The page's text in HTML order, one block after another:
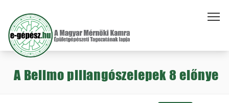
A Belimo pillangószelepek 8 előnye